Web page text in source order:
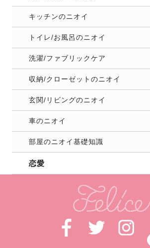
キッチンのニオイ
トイレ/お風呂のニオイ
洗濯/ファブリックケア
収納/クローゼットのニオイ
玄関/リビングのニオイ
車のニオイ
部屋のニオイ基礎知識
恋愛